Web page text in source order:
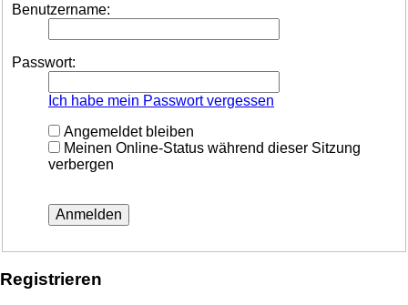
Benutzername:
Passwort:
Ich habe mein Passwort vergessen
Angemeldet bleiben
Meinen Online-Status während dieser Sitzung
verbergen
Registrieren